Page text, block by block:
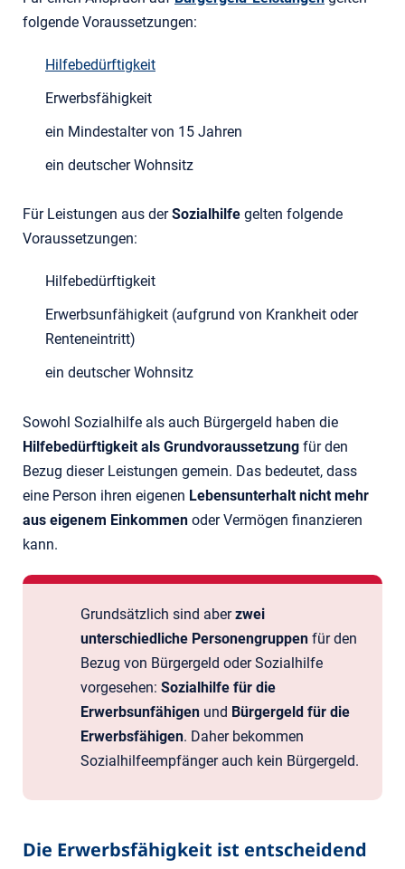
folgende Voraussetzungen:
Hilfebedürftigkeit
Erwerbsfähigkeit
ein Mindestalter von 15 Jahren
ein deutscher Wohnsitz
Für Leistungen aus derSozialhilfe gelten folgende
Voraussetzungen:
Hilfebedürftigkeit
Erwerbsunfähigkeit (aufgrund von Krankheit oder
Renteneintritt)
ein deutscher Wohnsitz
Sowohl Sozialhilfe als auch Bürgergeld haben die
Hilfebedürftigkeit als Grundvoraussetzung für den
Bezug dieser Leistungen gemein. Das bedeutet, dass
eine Person ihren eigenen Lebensunterhalt nicht mehr
aus eigenem Einkommen oder Vermögen finanzieren
kann.
Grundsätzlich sind aberzwei
unterschiedliche Personengruppen für den
Bezug von Bürgergeld oder Sozialhilfe
vorgesehen: Sozialhilfe für die
Erwerbsunfähigen und Bürgergeld für die
Erwerbsfähigen. Daher bekommen
Sozialhilfeempfänger auch kein Bürgergeld.
Die Erwerbsfähigkeit ist entscheidend